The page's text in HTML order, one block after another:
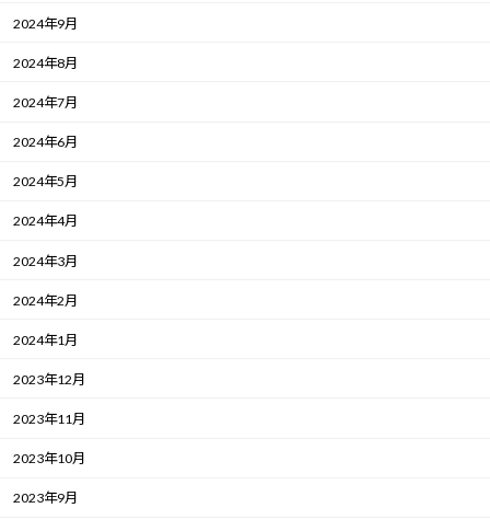
2024年9月
2024年8月
2024年7月
2024年6月
2024年5月
2024年4月
2024年3月
2024年2月
2024年1月
2023年12月
2023年11月
2023年10月
2023年9月